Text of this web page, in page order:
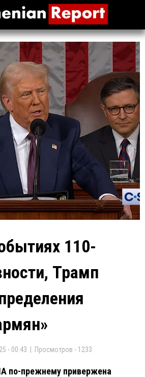
110-
Трамп
- 00:43 | Просмотров - 1233
по-прежнему привержена